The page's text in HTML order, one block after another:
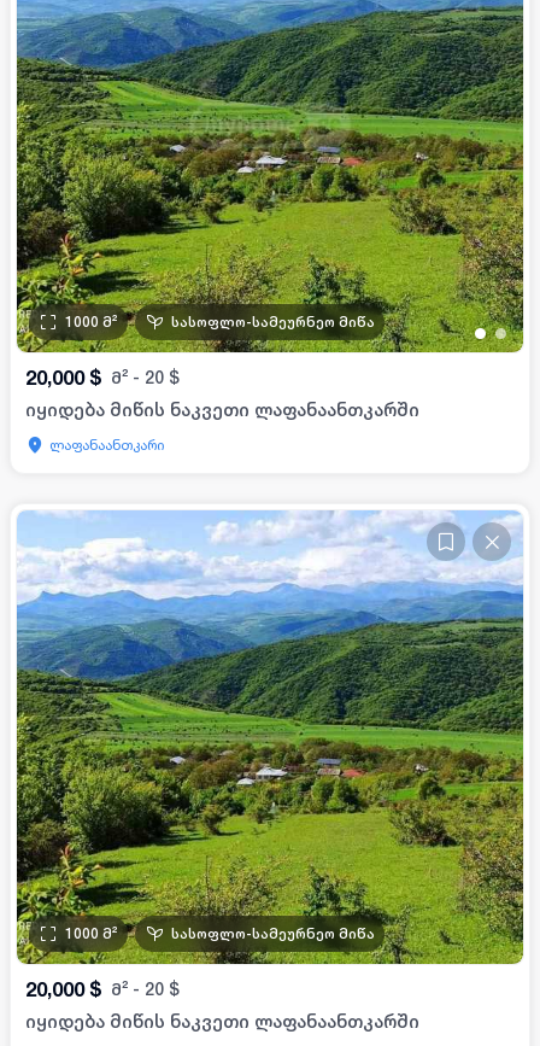
••
1000 მ² სასოფლო-სამეურნეო მიწა
20,000 $ მ² - 20 $
იყიდება მიწის ნაკვეთი ლაფანაანთკარში
ლაფანაანთკარი
1000 მ² სასოფლო-სამეურნეო მიწა
20,000 $ მ² - 20 $
იყიდება მიწის ნაკვეთი ლაფანაანთკარში